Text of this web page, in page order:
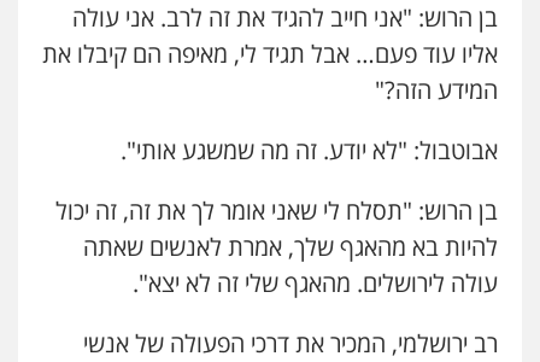
בן הרוש: "אני חייב להגיד את זה לרב. אני עולה
אליו עוד פעם… אבל תגיד לי, מאיפה הם קיבלו את
המידע הזה?"
אבוטבול: "לא יודע. זה מה שמשגע אותי".
בן הרוש: "תסלח לי שאני אומר לך את זה, זה יכול
להיות בא מהאגף שלך, אמרת לאנשים שאתה
עולה לירושלים. מהאגף שלי זה לא יצא".
רב ירושלמי, המכיר את דרכי הפעולה של אנשי